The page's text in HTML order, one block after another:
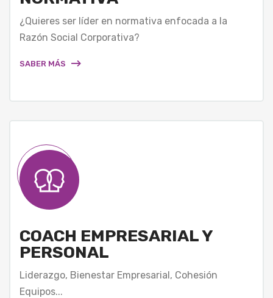
¿Quieres ser líder en normativa enfocada a la
Razón Social Corporativa?
SABER MÁS
COACH EMPRESARIAL Y
PERSONAL
Liderazgo, Bienestar Empresarial, Cohesión
Equipos...